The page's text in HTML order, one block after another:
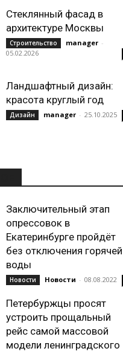
Стеклянный фасад в
архитектуре Москвы
Строительство manager -
05.02.2026
Ландшафтный дизайн:
красота круглый год
Дизайн manager - 25.10.2025
Заключительный этап
опрессовок в
Екатеринбурге пройдёт
без отключения горячей
воды
Новости Новости - 08.08.2022
Петербуржцы просят
устроить прощальный
рейс самой массовой
модели ленинградского